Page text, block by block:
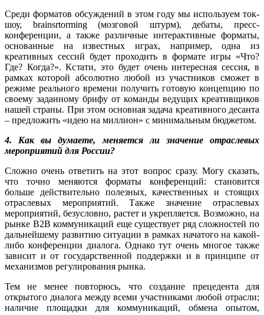
Среди форматов обсуждений в этом году мы используем ток-
шоу, brainsrtorming (мозговой штурм), дебаты, пресс-
конференции, а также различные интерактивные форматы,
основанные на известных играх, например, одна из
креативных сессий будет проходить в формате игры «Что?
Где? Когда?». Кстати, это будет очень интересная сессия, в
рамках которой абсолютно любой из участников сможет в
режиме реального времени получить готовую концепцию по
своему заданному брифу от команды ведущих креативщиков
нашей страны. При этом основная задача креативного десанта
– предложить «идею на миллион» с минимальным бюджетом.
4. Как вы думаете, меняется ли значение отраслевых
мероприятий для России?
Сложно очень ответить на этот вопрос сразу. Могу сказать,
что точно меняются форматы конференций: становится
больше действительно полезных, качественных и стоящих
отраслевых мероприятий. Также значение отраслевых
мероприятий, безусловно, растет и укрепляется. Возможно, на
рынке B2B коммуникаций еще существует ряд сложностей по
дальнейшему развитию ситуации в рамках начатого на какой-
либо конференции диалога. Однако тут очень многое также
зависит и от государственной поддержки и в принципе от
механизмов регулирования рынка.
Тем не менее повторюсь, что создание прецедента для
открытого диалога между всеми участниками любой отрасли;
наличие площадки для коммуникаций, обмена опытом,